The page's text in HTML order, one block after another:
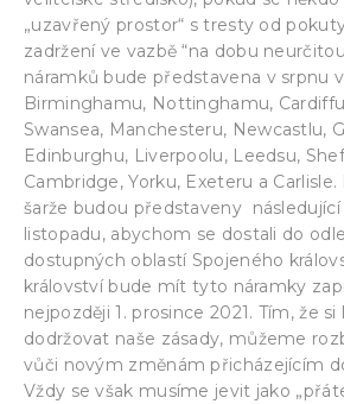
„uzavřený prostor“ s tresty od
zadržení ve vazbě “na dobu
náramků bude představena v srpnu
Birminghamu, Nottinghamu,
Swansea, Manchesteru, Newcastlu,
Edinburghu, Liverpoolu, Leedsu,
Cambridge, Yorku, Exeteru a
šarže budou představeny
listopadu, abychom se dostali do
dostupných oblastí Spojeného
království bude mít tyto náramky
nejpozději 1. prosince 2021. Tím, že
dodržovat naše zásady, můžeme
vůči novým změnám přicházejícím
Vždy se však musíme jevit jako